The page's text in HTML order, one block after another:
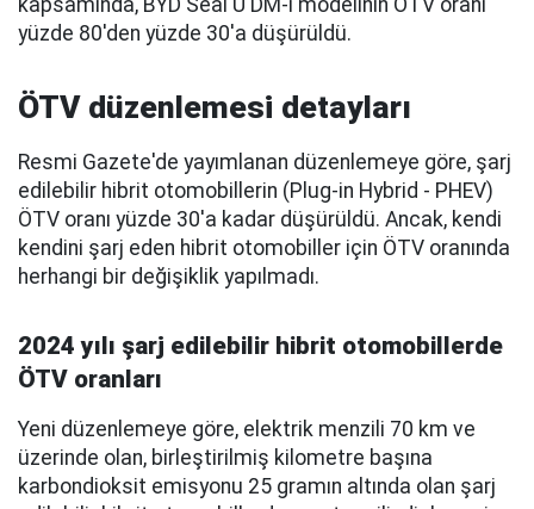
kapsamında, BYD Seal U DM-i modelinin ÖTV oranı
yüzde 80'den yüzde 30'a düşürüldü.
ÖTV düzenlemesi detayları
Resmi Gazete'de yayımlanan düzenlemeye göre, şarj
edilebilir hibrit otomobillerin (Plug-in Hybrid - PHEV)
ÖTV oranı yüzde 30'a kadar düşürüldü. Ancak, kendi
kendini şarj eden hibrit otomobiller için ÖTV oranında
herhangi bir değişiklik yapılmadı.
2024 yılı şarj edilebilir hibrit otomobillerde
ÖTV oranları
Yeni düzenlemeye göre, elektrik menzili 70 km ve
üzerinde olan, birleştirilmiş kilometre başına
karbondioksit emisyonu 25 gramın altında olan şarj